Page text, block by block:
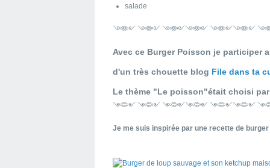
salade
༺༻ ༺༻ ༺༻༺༻ ༺༻༺༻
Avec ce Burger Poisson je participer
d'un très chouette blog File dans ta
Le thème "Le poisson"était choisi
༺༻ ༺༻ ༺༻༺༻ ༺༻༺༻
Je me suis inspirée par une recette de burger